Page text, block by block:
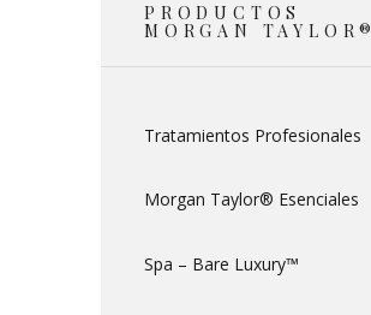
PRODUCTOS
MORGAN TAYLOR®
Tratamientos Profesionales
Morgan Taylor® Esenciales
Spa – Bare Luxury™